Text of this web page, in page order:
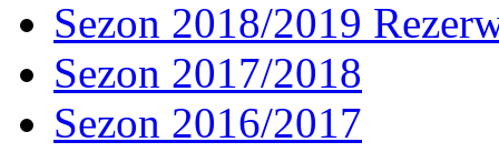
Sezon 2018/2019
Sezon 2017/2018
Sezon 2016/2017